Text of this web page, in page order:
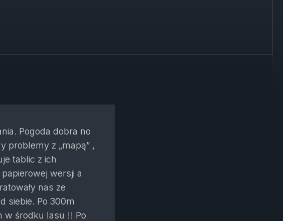
Pogoda dobra no
problemy z „mapą” ,
tablic z ich
wersji a
nas ze
siebie. Po 300m
w środku lasu !! Po